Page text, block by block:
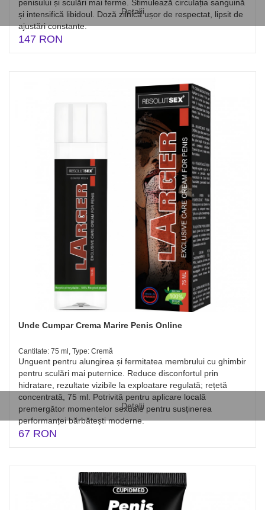
Detalii
penisului și sculări mai ferme. Stimulează circulația sanguină
și intensifică libidoul. Doză zilnică ușor de respectat, lipsit de
ajustări constante.
147 RON
Detalii
Unde Cumpar Crema Marire Penis Online
Cantitate: 75 ml, Type: Cremă
Unguent pentru alungirea și fermitatea membrului cu ghimbir
pentru sculări mai puternice. Reduce disconfortul prin
hidratare, rezultate vizibile la exploatare regulată; rețetă
concentrată, 75 ml. Potrivită pentru aplicare locală
premergător momentelor sexuale pentru susținerea
performanței bărbătești moderne.
67 RON